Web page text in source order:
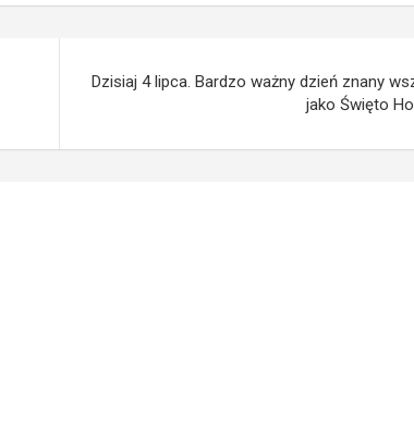
Dzisiaj 4 lipca. Bardzo ważny dzień znany
jako Święto